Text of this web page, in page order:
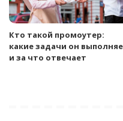
Кто такой промоутер:
какие задачи он
и за что отвечает